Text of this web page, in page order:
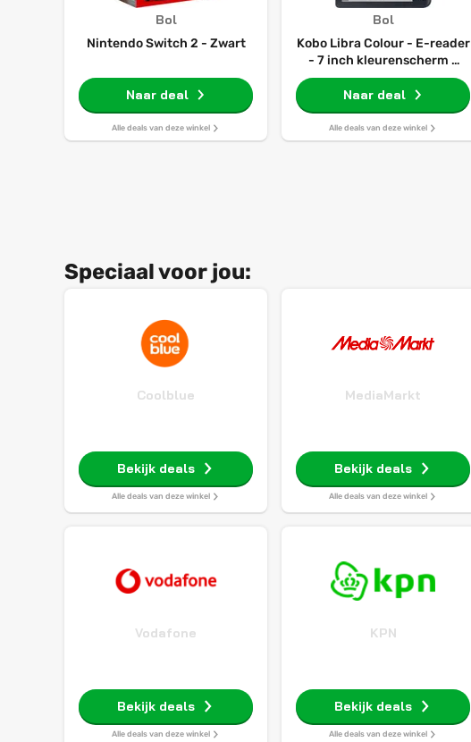
Bol
Nintendo Switch 2 - Zwart
Naar deal
Alle deals van deze winkel
Bol
Kobo Libra Colour - E-reader
- 7 inch kleurenscherm -
32GB - Luisterboeken -
Zwart
Naar deal
Alle deals van deze winkel
Speciaal voor jou:
Coolblue
Bekijk deals
Alle deals van deze winkel
MediaMarkt
Bekijk deals
Alle deals van deze winkel
Vodafone
Bekijk deals
Alle deals van deze winkel
KPN
Bekijk deals
Alle deals van deze winkel